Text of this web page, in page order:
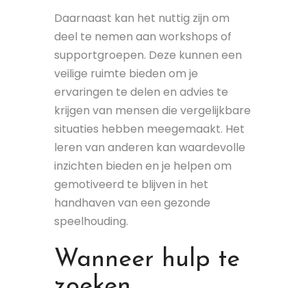
Daarnaast kan het nuttig zijn om
deel te nemen aan workshops of
supportgroepen. Deze kunnen een
veilige ruimte bieden om je
ervaringen te delen en advies te
krijgen van mensen die vergelijkbare
situaties hebben meegemaakt. Het
leren van anderen kan waardevolle
inzichten bieden en je helpen om
gemotiveerd te blijven in het
handhaven van een gezonde
speelhouding.
Wanneer hulp te